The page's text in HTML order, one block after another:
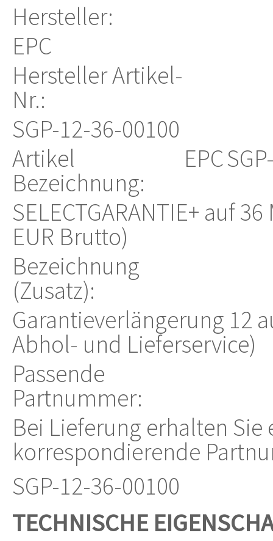
Hersteller:
EPC
Hersteller Artikel-
Nr.:
SGP-12-36-00100
Artikel
Bezeichnung:
EPC
SELECTGARANTIE+ auf
EUR Brutto)
Bezeichnung
(Zusatz):
Garantieverlängerung 12
Abhol- und Lieferservice)
Passende
Partnummer:
Bei Lieferung erhalten
korrespondierende
SGP-12-36-00100
TECHNISCHE